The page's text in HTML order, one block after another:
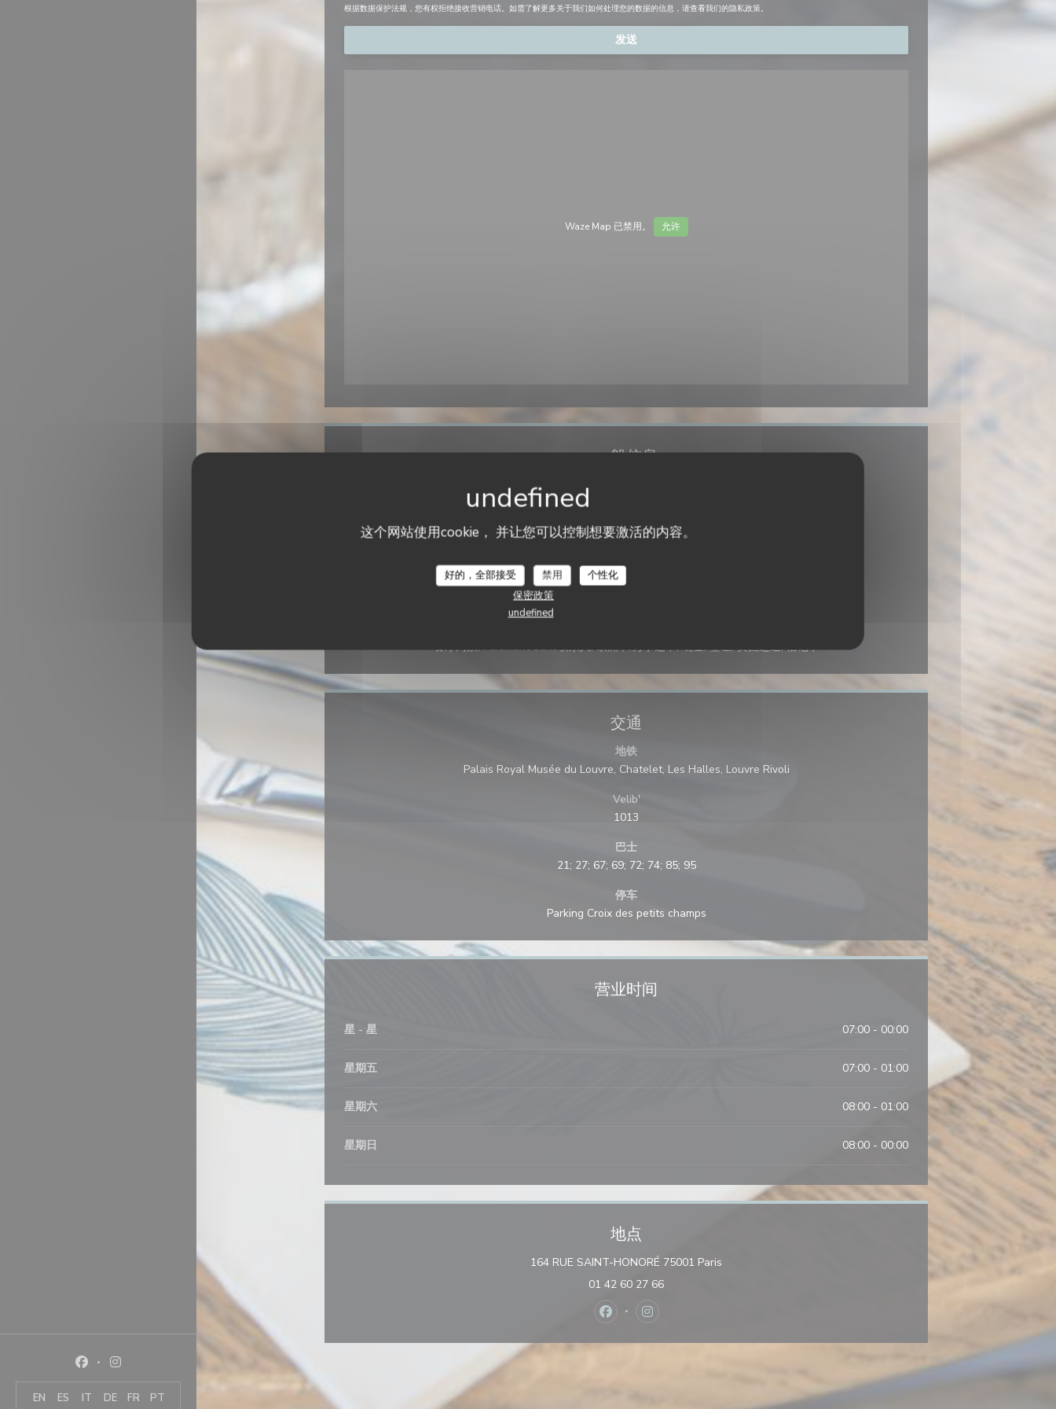
这个网站使用cookie， 并让您可以控制想要激活的内容。
好的，全部接受 禁用
个性化
保密政策
undefined
Facebook ((在新窗口中打开))
Instagram ((在新窗口中打开))
EN ES IT DE FR PT
根据数据保护法规，您有权拒绝接收营销电话。如需了解更多关于我们如何处理您的数据的信息，请查看我们的隐私政策。
Waze Map 已禁用。 允许
一般信息
新鲜产品, 法国传统重温
经营类型
服务
私人租用, 阳台, 无线上网, 早餐, 早午餐, 持续服务, 组
餐厅门票, Paiement Sans联系人, 欧洲卡/万事达卡, 现金, 签证, 美国运通, 借记卡
交通
地铁
Palais Royal Musée du Louvre, Chatelet, Les Halles, Louvre Rivoli
Velib'
1013
巴士
21; 27; 67; 69; 72; 74; 85; 95
停车
Parking Croix des petits champs
营业时间
星 - 星 07:00 - 00:00
星期五 07:00 - 01:00
星期六 08:00 - 01:00
星期日 08:00 - 00:00
地点
164 RUE SAINT-HONORÉ 75001 Paris
01 42 60 27 66
Facebook ((在新窗口中打开))
Instagram ((在新窗口中打开))